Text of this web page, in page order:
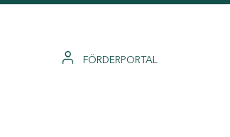
FÖRDERPORTAL